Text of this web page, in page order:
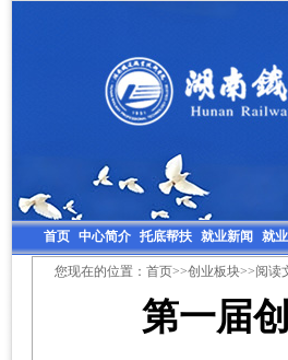
首页 中心简介 托底帮扶 就业新闻 就
您现在的位置：首页>>创业板块>>阅读
第一届